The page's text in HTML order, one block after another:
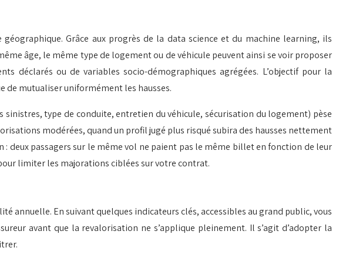
Grâce aux progrès de la data science et du machine learning, ils
âge, le même type de logement ou de véhicule peuvent ainsi se voir proposer
ou de variables socio-démographiques agrégées. L’objectif pour la
de mutualiser uniformément les hausses.
type de conduite, entretien du véhicule, sécurisation du logement) pèse
modérées, quand un profil jugé plus risqué subira des hausses nettement
deux passagers sur le même vol ne paient pas le même billet en fonction de leur
limiter les majorations ciblées sur votre contrat.
annuelle. En suivant quelques indicateurs clés, accessibles au grand public, vous
avant que la revalorisation ne s’applique pleinement. Il s’agit d’adopter la